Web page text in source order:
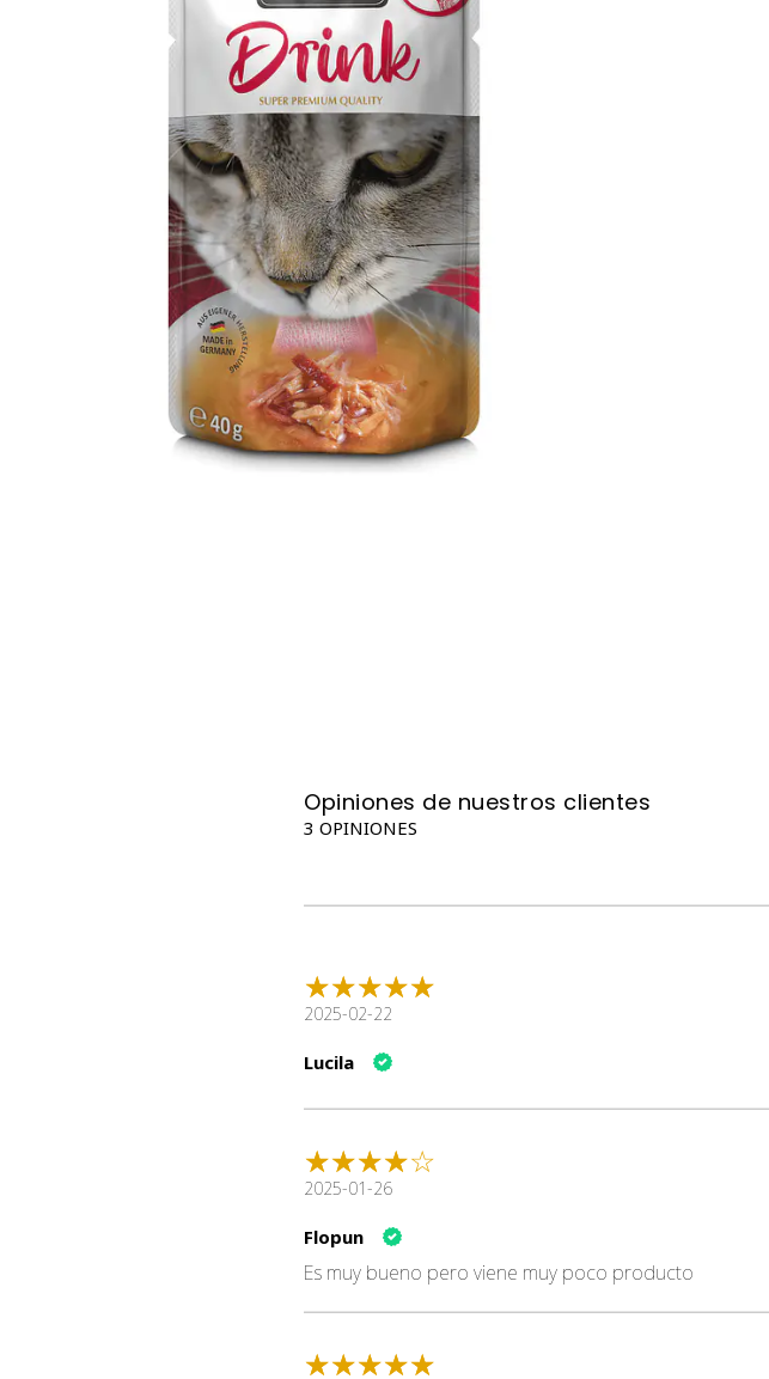
Opiniones de nuestros clientes
3 OPINIONES
2025-02-22
Lucila
2025-01-26
Flopun
Es muy bueno pero viene muy poco producto